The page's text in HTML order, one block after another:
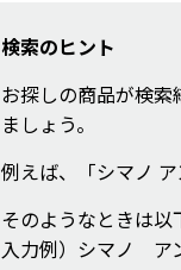
検索のヒント
お探しの商品が検
ましょう。
例えば、「シマノ
そのようなときは以
入力例）シマノ